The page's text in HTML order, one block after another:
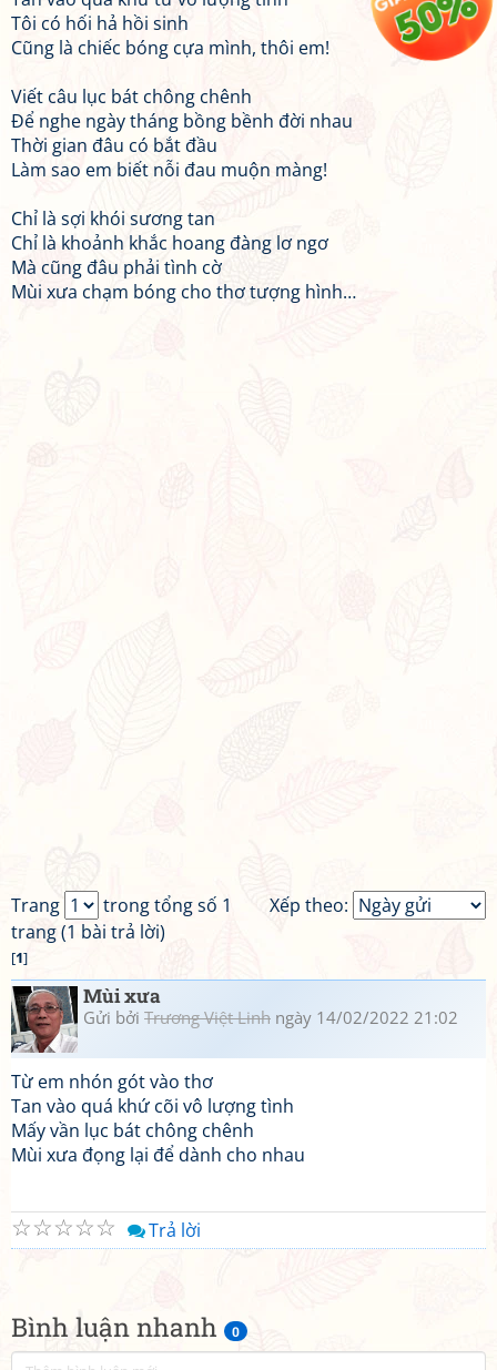
Bình luận nhanh 0
Tôi có hối hả hồi sinh
Cũng là chiếc bóng cựa mình, thôi em!
Viết câu lục bát chông chênh
Để nghe ngày tháng bồng bềnh đời nhau
Thời gian đâu có bắt đầu
Làm sao em biết nỗi đau muộn màng!
Chỉ là sợi khói sương tan
Chỉ là khoảnh khắc hoang đàng lơ ngơ
Mà cũng đâu phải tình cờ
Mùi xưa chạm bóng cho thơ tượng hình…
Xếp theo:
Trang
trong tổng số 1
trang (1 bài trả lời)
[1]
Mùi xưa
Gửi bởi Trương Việt Linh ngày 14/02/2022 21:02
Từ em nhón gót vào thơ
Tan vào quá khứ cõi vô lượng tình
Mấy vần lục bát chông chênh
Mùi xưa đọng lại để dành cho nhau
☆
☆
☆
☆
☆ Trả lời